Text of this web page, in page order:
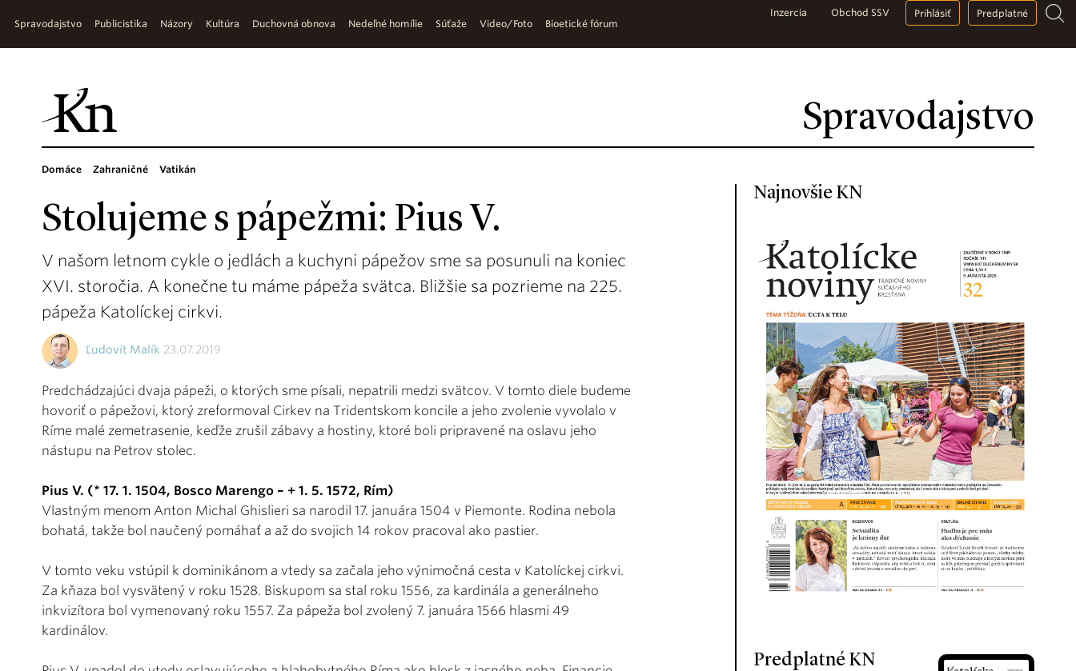
Spravodajstvo
Spravodajstvo Publicistika Názory Kultúra Duchovná obnova Nedeľné homílie Súťaže Video/Foto Bioetické fórum
Inzercia Obchod SSV Prihlásiť Predplatné
Domáce Zahraničné Vatikán
Stolujeme s pápežmi: Pius V.
V našom letnom cykle o jedlách a kuchyni pápežov sme sa posunuli na koniec
XVI. storočia. A konečne tu máme pápeža svätca. Bližšie sa pozrieme na 225.
pápeža Katolíckej cirkvi.
Ľudovít Malík 23.07.2019
Predchádzajúci dvaja pápeži, o ktorých sme písali, nepatrili medzi svätcov. V tomto diele budeme
hovoriť o pápežovi, ktorý zreformoval Cirkev na Tridentskom koncile a jeho zvolenie vyvolalo v
Ríme malé zemetrasenie, keďže zrušil zábavy a hostiny, ktoré boli pripravené na oslavu jeho
nástupu na Petrov stolec.
Pius V. (* 17. 1. 1504, Bosco Marengo – + 1. 5. 1572, Rím)
Vlastným menom Anton Michal Ghislieri sa narodil 17. januára 1504 v Piemonte. Rodina nebola
bohatá, takže bol naučený pomáhať a až do svojich 14 rokov pracoval ako pastier.
V tomto veku vstúpil k dominikánom a vtedy sa začala jeho výnimočná cesta v Katolíckej cirkvi.
Za kňaza bol vysvätený v roku 1528. Biskupom sa stal roku 1556, za kardinála a generálneho
inkvizítora bol vymenovaný roku 1557. Za pápeža bol zvolený 7. januára 1566 hlasmi 49
kardinálov.
Najnovšie KN
Predplatné KN